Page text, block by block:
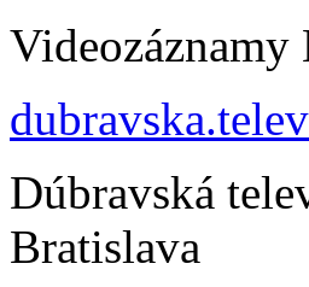
Dúbravská
Bratislava